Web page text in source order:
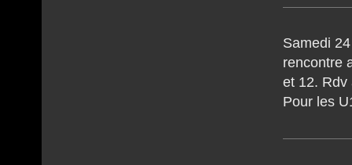
Samedi
rencontre
et 12. Rdv
Pour les